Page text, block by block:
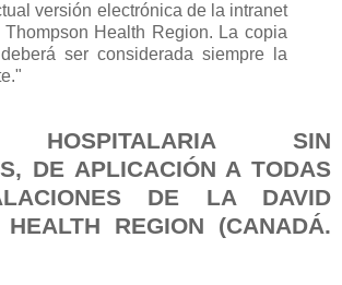
versión electrónica de la intranet
Health Region. La copia
ser considerada siempre la
HOSPITALARIA SIN
DE APLICACIÓN A TODAS
DE LA DAVID
HEALTH REGION (CANADÁ.